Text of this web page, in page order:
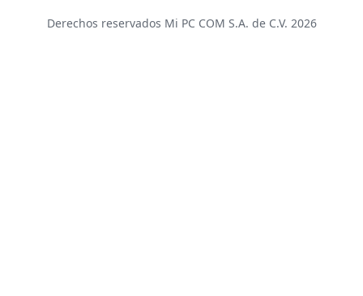
Derechos reservados Mi PC COM S.A. de C.V. 2026